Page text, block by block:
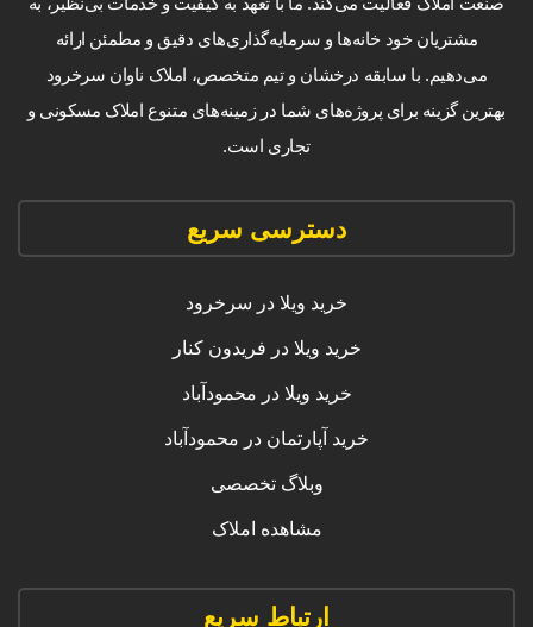
مشتریان خود خانه‌ها و سرمایه‌گذاری‌های دقیق و مطمئن ارائه
می‌دهیم. با سابقه درخشان و تیم متخصص، املاک ناوان سرخرود
بهترین گزینه برای پروژه‌های شما در زمینه‌های متنوع املاک مسکونی و
تجاری است.
دسترسی سریع
خرید ویلا در سرخرود
خرید ویلا در فریدون کنار
خرید ویلا در محمودآباد
خرید آپارتمان در محمودآباد
وبلاگ تخصصی
مشاهده املاک
ارتباط سریع